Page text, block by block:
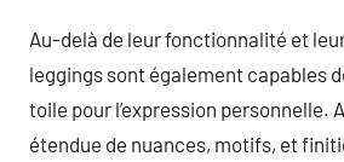
Au-delà de leur fonctionnalité et
leggings sont également capables
toile pour l’expression personnelle.
étendue de nuances, motifs, et